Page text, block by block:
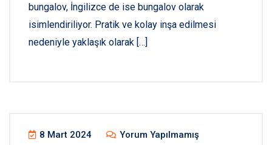
bungalov, İngilizce de ise bungalov olarak
isimlendiriliyor. Pratik ve kolay inşa edilmesi
nedeniyle yaklaşık olarak […]
8 Mart 2024 Yorum Yapılmamış